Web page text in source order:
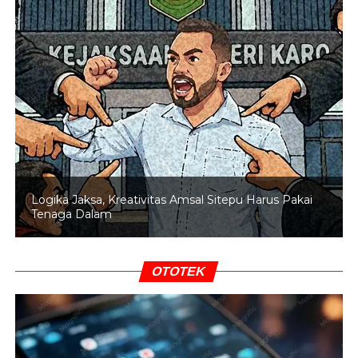
dan Pecenongan.
5 – Rute 5C Cililitan–Juanda & 7F Kampung Rambutan–
Juanda via Cempaka Putih: menambah layanan di Halte
Gambir, Istiqlal, Juanda, dan Pecenongan.
BACA JUGA Pramono Siapkan Penyesuaian Tarif
Sejumlah Rute Transjabodetabek
Meski demikian, sejumlah layanan akan kembali normal
mulai pukul 10.00 WIB, termasuk rute 1P Senen–Blok M,
1R Senen–Tanah Abang, 2P Senen–Dukuh Atas, 2Q
Abang via Cikini, serta 6A dan 6B Balai Kota–Ragunan.
TransJakarta mengimbau pelanggan untuk
memperhatikan informasi terbaru, merencanakan
perjalanan lebih awal, dan mengutamakan keselamatan.
Logika Jaksa, Kreativitas Amsal Sitepu Harus Pakai
Tenaga Dalam
OTOTEK